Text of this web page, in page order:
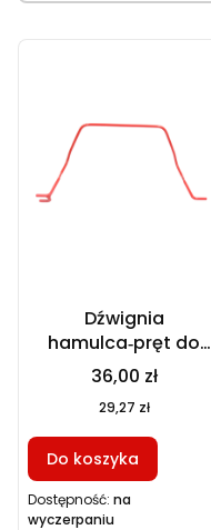
Dźwignia
hamulca‑pręt do
kosiarek GT153NBKS
GT153NEKS HKS753NB
HKS253NE, część
zamienna
36,00 zł
29,27 zł
Do koszyka
Dostępność: na
wyczerpaniu